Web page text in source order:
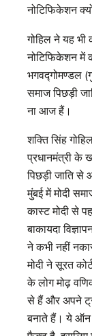
नोटिफिकेशन
गोहिल ने यह
नोटिफिकेशन में
भगवद्गोमण्डल
समाज पिछड़ी
ना आज हैं।
शक्ति सिंह
प्रधानमंत्री के
पिछड़ी जाति से
मुंबई में मोदी
कास्ट मोदी से
बाकायदा
ने कभी नहीं
मोदी ने सूरत
के लोग मोढ़
से हैं और अपने
बनाते हैं। ये ऑन